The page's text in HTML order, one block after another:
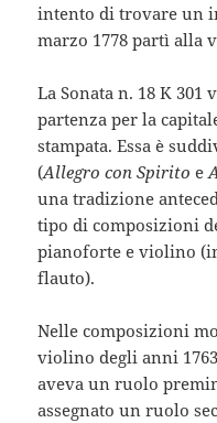
intento di trovare un
marzo 1778 partì alla
La Sonata n. 18 K
partenza per la
stampata. Essa è
(Allegro con Spirito e
una tradizione
tipo di composizioni
pianoforte e violino
flauto).
Nelle composizioni
violino degli anni
aveva un ruolo
assegnato un ruolo